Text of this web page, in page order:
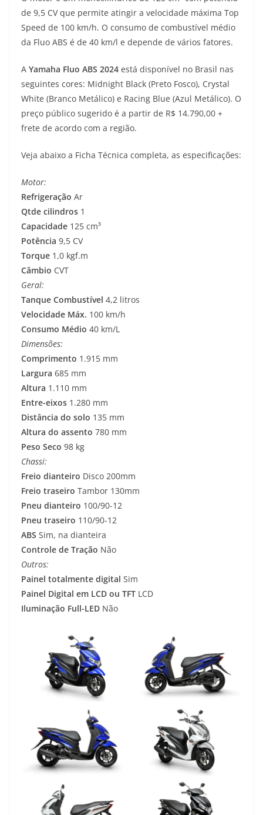
de 9,5 CV que permite atingir a velocidade máxima Top
Speed de 100 km/h. O consumo de combustível médio
da Fluo ABS é de 40 km/l e depende de vários fatores.
A Yamaha Fluo ABS 2024 está disponível no Brasil nas
seguintes cores: Midnight Black (Preto Fosco), Crystal
White (Branco Metálico) e Racing Blue (Azul Metálico). O
preço público sugerido é a partir de R$ 14.790,00 +
frete de acordo com a região.
Veja abaixo a Ficha Técnica completa, as especificações:
Motor:
Refrigeração Ar
Qtde cilindros 1
Capacidade 125 cm³
Potência 9,5 CV
Torque 1,0 kgf.m
Câmbio CVT
Geral:
Tanque Combustível 4,2 litros
Velocidade Máx. 100 km/h
Consumo Médio 40 km/L
Dimensões:
Comprimento 1.915 mm
Largura 685 mm
Altura 1.110 mm
Entre-eixos 1.280 mm
Distância do solo 135 mm
Altura do assento 780 mm
Peso Seco 98 kg
Chassi:
Freio dianteiro Disco 200mm
Freio traseiro Tambor 130mm
Pneu dianteiro 100/90-12
Pneu traseiro 110/90-12
ABS Sim, na dianteira
Controle de Tração Não
Outros:
Painel totalmente digital Sim
Painel Digital em LCD ou TFT LCD
Iluminação Full-LED Não